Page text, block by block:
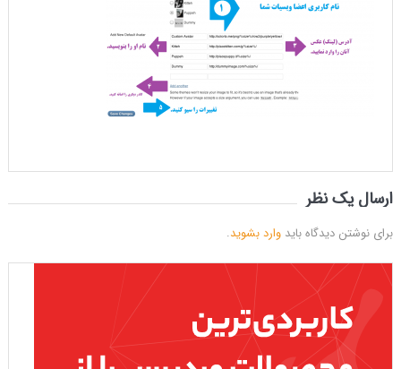
ارسال یک نظر
برای نوشتن دیدگاه باید وارد بشوید.